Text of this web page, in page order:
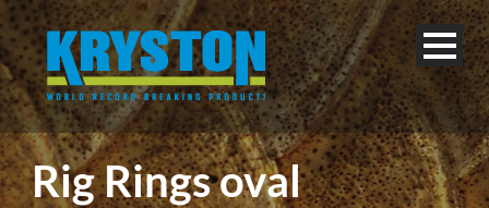
Rig Rings oval